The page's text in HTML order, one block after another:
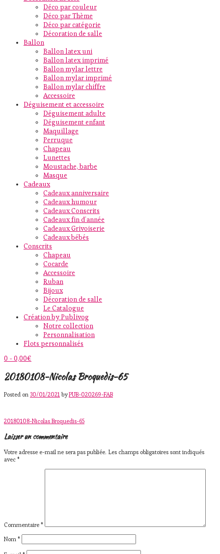
Déco par couleur
Déco par Thème
Déco par catégorie
Décoration de salle
Ballon
Ballon latex uni
Ballon latex imprimé
Ballon mylar lettre
Ballon mylar imprimé
Ballon mylar chiffre
Accessoire
Déguisement et accessoire
Déguisement adulte
Déguisement enfant
Maquillage
Perruque
Chapeau
Lunettes
Moustache, barbe
Masque
Cadeaux
Cadeaux anniversaire
Cadeaux humour
Cadeaux Conscrits
Cadeaux fin d’année
Cadeaux Grivoiserie
Cadeaux bébés
Conscrits
Chapeau
Cocarde
Accessoire
Ruban
Bijoux
Décoration de salle
Le Catalogue
Création by Publivog
Notre collection
Personnalisation
Flots personnalisés
0 - 0,00€
20180108-Nicolas Broquedis-65
Posted on 30/01/2021 byPUB-020269-FAB
Post
20180108-Nicolas Broquedis-65
Laisser un commentaire
Votre adresse e-mail ne sera pas publiée. Les champs obligatoires sont indiqués
avec *
Commentaire *
Nom *